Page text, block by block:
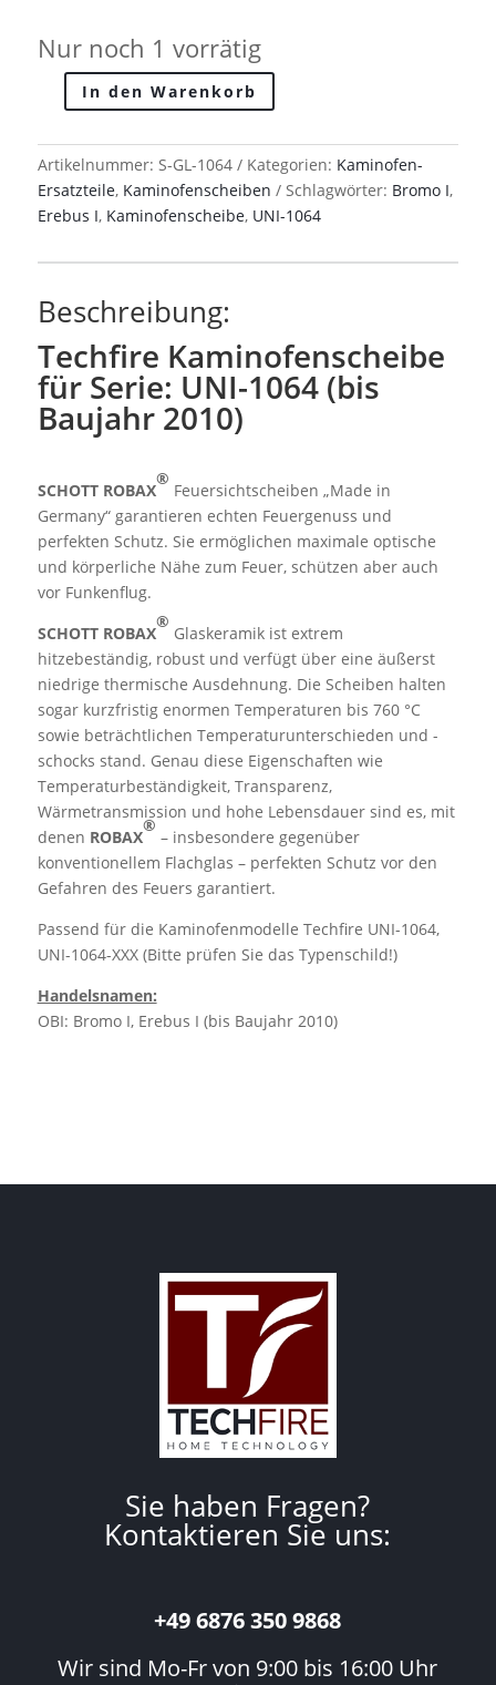
Nur noch 1 vorrätig
Techfire
UNI-
2010)
In den Warenkorb
Artikelnummer: S-GL-1064 Kategorien: Kaminofen-
Ersatzteile, Kaminofenscheiben Schlagwörter: Bromo I,
Erebus I, Kaminofenscheibe, UNI-1064
Beschreibung:
Techfire Kaminofenscheibe
für Serie: UNI-1064 (bis
Baujahr 2010)
SCHOTT ROBAX
®
Feuersichtscheiben „Made in
Germany“ garantieren echten Feuergenuss und
perfekten Schutz. Sie ermöglichen maximale optische
und körperliche Nähe zum Feuer, schützen aber auch
vor Funkenflug.
SCHOTT ROBAX
®
Glaskeramik ist extrem
hitzebeständig, robust und verfügt über eine äußerst
niedrige thermische Ausdehnung. Die Scheiben halten
sogar kurzfristig enormen Temperaturen bis 760 °C
sowie beträchtlichen Temperaturunterschieden und -
schocks stand. Genau diese Eigenschaften wie
Temperaturbeständigkeit, Transparenz,
Wärmetransmission und hohe Lebensdauer sind es, mit
denen ROBAX
®
– insbesondere gegenüber
konventionellem Flachglas – perfekten Schutz vor den
Gefahren des Feuers garantiert.
Passend für die Kaminofenmodelle Techfire UNI-1064,
UNI-1064-XXX (Bitte prüfen Sie das Typenschild!)
Handelsnamen:
OBI: Bromo I, Erebus I (bis Baujahr 2010)
Sie haben Fragen?
Kontaktieren Sie uns:
+49 6876 350 9868
Wir sind Mo-Fr von 9:00 bis 16:00 Uhr